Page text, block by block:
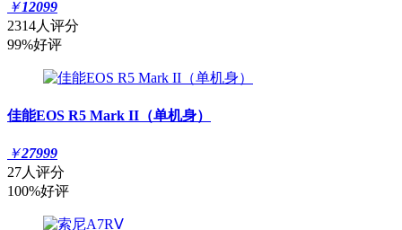
￥12099
2314人评分
99%好评
佳能EOS R5 Mark II（单机身）
￥27999
27人评分
100%好评